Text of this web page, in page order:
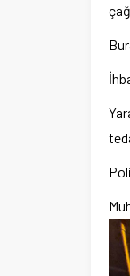
Kulübüne yeni